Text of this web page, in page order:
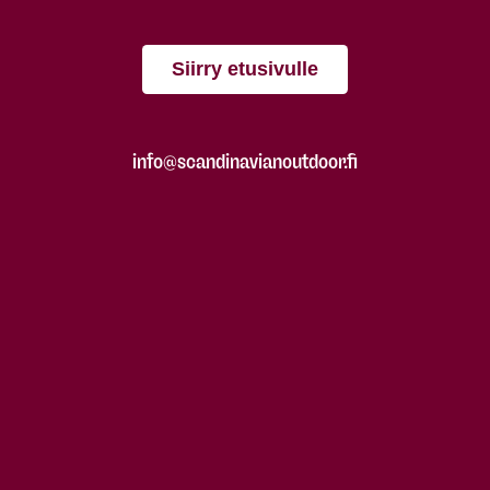
Siirry etusivulle
info@scandinavianoutdoor.fi